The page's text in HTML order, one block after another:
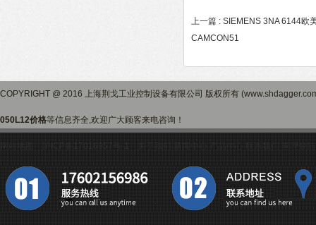
上一篇 : SIEMENS 3NA 6144欧
CAMCON51
COPYRIGHT @ 2016 上海荆戈工业控制设备有限公司 版权所有
050L12价格等信息齐全,欢迎广大顾客来电咨询！
沪ICP备17016957号-1